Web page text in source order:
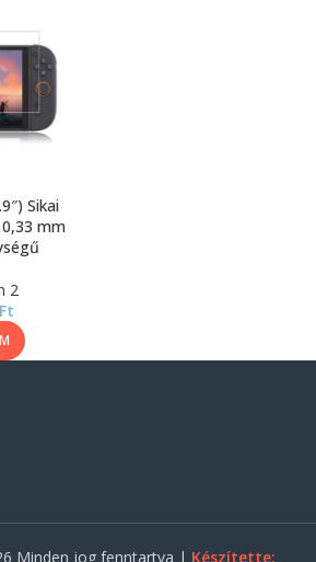
Sikai
mm
2
Ft
Minden jog fenntartva | Készítette: